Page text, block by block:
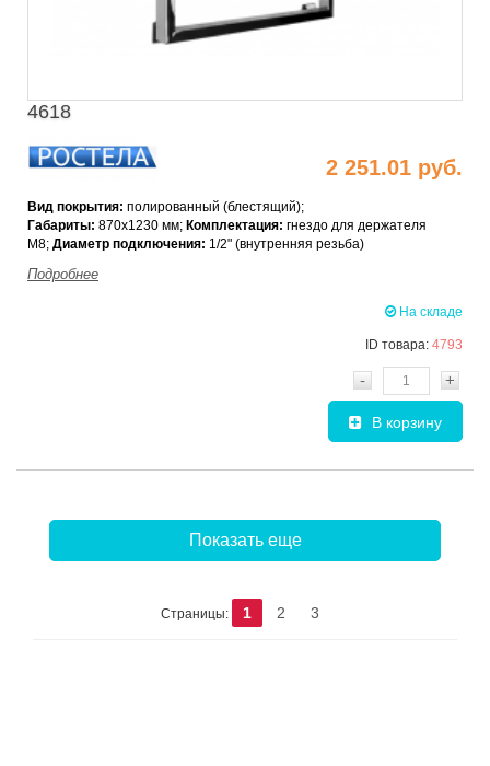
4618
2 251.01 руб.
Вид покрытия: полированный (блестящий);
Габариты: 870х1230 мм; Комплектация: гнездо для держателя
М8; Диаметр подключения: 1/2" (внутренняя резьба)
Подробнее
На складе
ID товара: 4793
- +
В корзину
Показать еще
Страницы: 1 2 3